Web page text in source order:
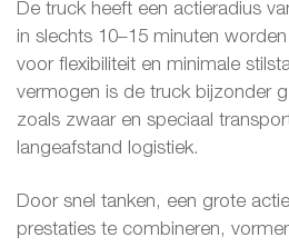
De truck heeft een actieradius
in slechts 10–15 minuten
voor flexibiliteit en minimale
vermogen is de truck bijzonder
zoals zwaar en speciaal
langeafstand logistiek.
Door snel tanken, een grote
prestaties te combineren,